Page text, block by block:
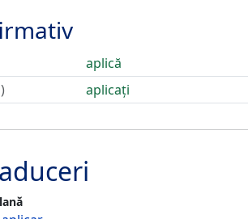
aplică
aplicați